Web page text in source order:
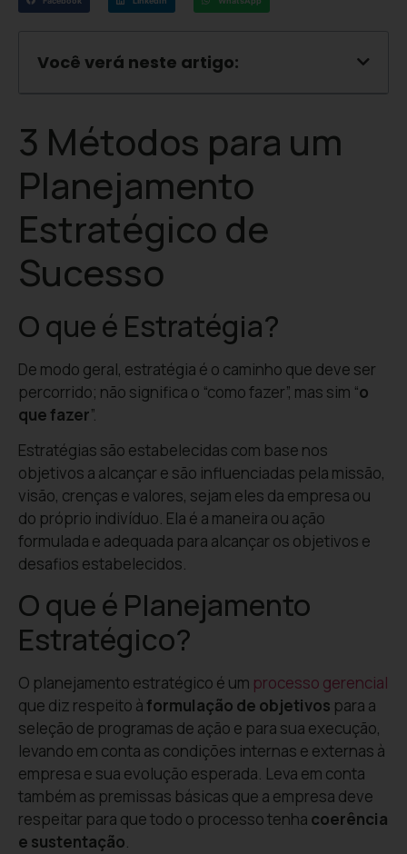
Você verá neste artigo:
3 Métodos para um
Planejamento
Estratégico de
Sucesso
O que é Estratégia?
De modo geral, estratégia é o caminho que deve ser
percorrido; não significa o “como fazer”, mas sim “o
que fazer”.
Estratégias são estabelecidas com base nos
objetivos a alcançar e são influenciadas pela missão,
visão, crenças e valores, sejam eles da empresa ou
do próprio indivíduo. Ela é a maneira ou ação
formulada e adequada para alcançar os objetivos e
desafios estabelecidos.
O que é Planejamento
Estratégico?
O planejamento estratégico é um processo gerencial
que diz respeito à formulação de objetivos para a
seleção de programas de ação e para sua execução,
levando em conta as condições internas e externas à
empresa e sua evolução esperada. Leva em conta
também as premissas básicas que a empresa deve
respeitar para que todo o processo tenha coerência
e sustentação.